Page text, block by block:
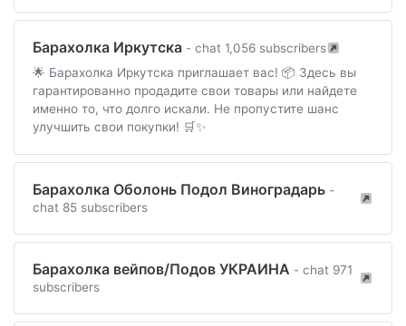
Барахолка Иркутска - chat 1,056 subscribers
🌟 Барахолка Иркутска приглашает вас! 📦 Здесь вы
гарантированно продадите свои товары или найдете
именно то, что долго искали. Не пропустите шанс
улучшить свои покупки! 🛒✨
Барахолка Оболонь Подол Виноградарь -
chat 85 subscribers
Барахолка вейпов/Подов УКРАИНА - chat 971
subscribers